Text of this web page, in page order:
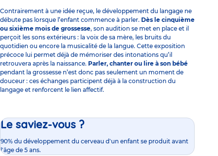
Contrairement à une idée reçue, le développement du langage ne
débute pas lorsque l’enfant commence à parler. Dès le cinquième
ou sixième mois de grossesse, son audition se met en place et il
perçoit les sons extérieurs : la voix de sa mère, les bruits du
quotidien ou encore la musicalité de la langue. Cette exposition
précoce lui permet déjà de mémoriser des intonations qu’il
retrouvera après la naissance. Parler, chanter ou lire à son bébé
pendant la grossesse n’est donc pas seulement un moment de
douceur : ces échanges participent déjà à la construction du
langage et renforcent le lien affectif.
Le saviez-vous ?
90% du développement du cerveau d'un enfant se produit avant
l'âge de 5 ans.